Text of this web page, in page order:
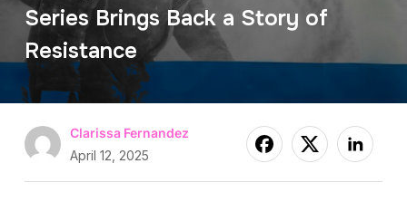
Series Brings Back a Story of
Resistance
Clarissa Fernandez
April 12, 2025